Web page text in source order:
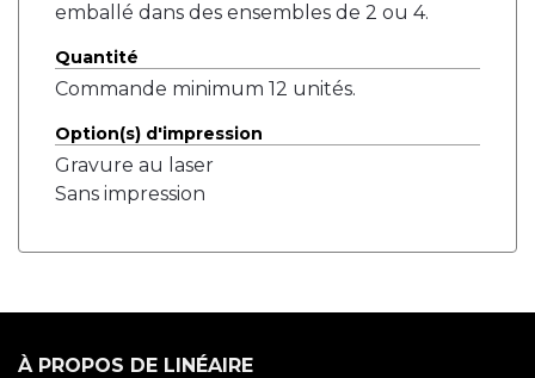
emballé dans des ensembles de 2 ou 4.
Quantité
Commande minimum 12 unités.
Option(s) d'impression
Gravure au laser
Sans impression
À PROPOS DE LINÉAIRE